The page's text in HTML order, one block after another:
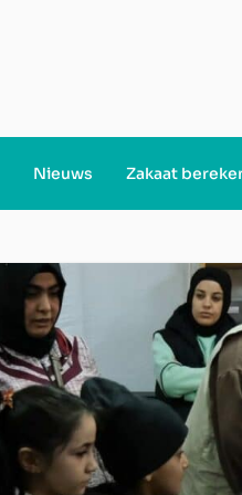
Nieuws Zakaat